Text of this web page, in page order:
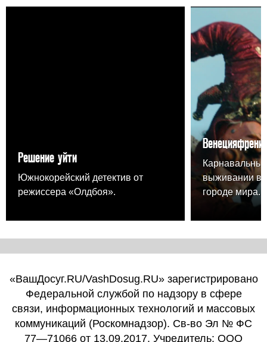
Решение уйти
Южнокорейский детектив от
режиссера «Олдбоя».
выживании в
городе мира.
«ВашДосуг.RU/VashDosug.RU» зарегистрировано
Федеральной службой по надзору в сфере
связи, информационных технологий и массовых
коммуникаций (Роскомнадзор). Св-во Эл № ФС
77—71066 от 13.09.2017. Учредитель: ООО